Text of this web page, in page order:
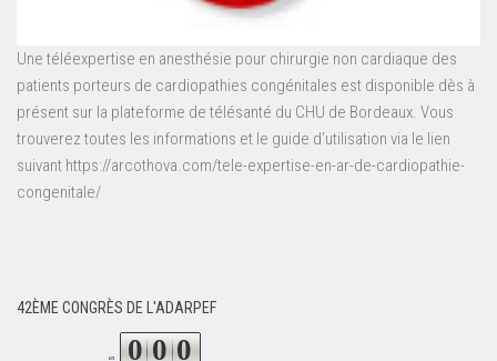
Une téléexpertise en anesthésie pour chirurgie non cardiaque des
patients porteurs de cardiopathies congénitales est disponible dès à
présent sur la plateforme de télésanté du CHU de Bordeaux. Vous
trouverez toutes les informations et le guide d’utilisation via le lien
suivant https://arcothova.com/tele-expertise-en-ar-de-cardiopathie-
congenitale/
42ÈME CONGRÈS DE L'ADARPEF
0 0 0